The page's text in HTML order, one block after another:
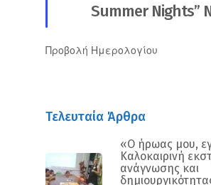
Summer Nights”
Προβολή Ημερολογίου
Τελευταία Άρθρα
«Ο ήρωας μου,
Καλοκαιρινή
ανάγνωσης και